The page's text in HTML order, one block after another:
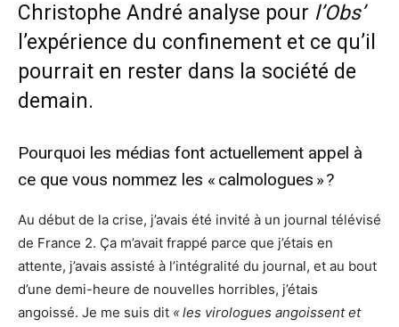
Christophe André analyse pour l’Obs’
l’expérience du confinement et ce qu’il
pourrait en rester dans la société de
demain.
Pourquoi les médias font actuellement appel à
ce que vous nommez les « calmologues » ?
Au début de la crise, j’avais été invité à un journal télévisé
de France 2. Ça m’avait frappé parce que j’étais en
attente, j’avais assisté à l’intégralité du journal, et au bout
d’une demi-heure de nouvelles horribles, j’étais
angoissé. Je me suis dit « les virologues angoissent et